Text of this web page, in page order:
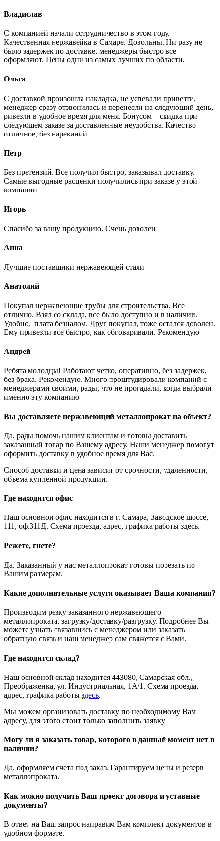
Владислав
С компанией начали сотрудничество в этом году.
Качественная нержавейка в Самаре. Довольны. Ни разу не
было задержек по доставке, менеджеры быстро все
оформляют. Цены одни из самых лучших по области.
Ольга
С доставкой произошла накладка, не успевали привезти,
менеджер сразу отзвонилась и перенесли на следующий день,
ривезли в удобное время для меня. Бонусом – скидка при
следующем заказе за доставленные неудобства. Качество
отличное, без нареканий
Петр
Без претензий. Все получил быстро, заказывал доставку.
Самые выгодные расценки получились при заказе у этой
компании
Игорь
Спасибо за вашу продукцию. Очень доволен
Анна
Лучшие поставщики нержавеющей стали
Анатолий
Покупал нержавеющие трубы для строительства. Все
отлично. Взял со склада, все было доступно и в наличии.
Удобно, плата безналом. Друг покупал, тоже остался доволен.
Ему привезли все быстро, как обговаривали. Рекомендую
Андрей
Ребята молодцы! Работают четко, оперативно, без задержек,
без брака. Рекомендую. Много проштудировали компаний с
менеджерами своими, рады, что не прогадали, когда выбрали
именно эту компанию
Вы доставляете нержавеющий металлопрокат на объект?
Да, рады помочь нашим клиентам и готовы доставить
заказанный товар по Вашему адресу. Наши менеджер помогут
оформить доставку в удобное время для Вас.
Способ доставки и цена зависит от срочности, удаленности,
объема купленной продукции.
Где находится офис
Наш основной офис находится в г. Самара, Заводское шоссе,
111, оф.311Д. Схема проезда, адрес, графика работы здесь.
Режете, гнете?
Да. Заказанный у нас металлопрокат готовы порезать по
Вашим размерам.
Какие дополнительные услуги оказывает Ваша компания?
Производим резку заказанного нержавеющего
металлопроката, загрузку/доставку/разгрузку. Подробнее Вы
можете узнать связавшись с менеджером или заказать
обратную связь и наш менеджер сам свяжется с Вами.
Где находится склад?
Наш основной склад находится 443080, Самарская обл.,
Преображенка, ул. Индустриальная, 1А/1. Схема проезда,
адрес, графика работы здесь.
Мы можем организовать доставку по необходимому Вам
адресу, для этого стоит только заполнить заявку.
Могу ли я заказать товар, которого в данный момент нет в
наличии?
Да, оформляем счета под заказ. Гарантируем цены и резерв
металлопроката.
Как можно получить Ваш проект договора и уставные
документы?
В ответ на Ваш запрос направим Вам комплект документов в
удобном формате.